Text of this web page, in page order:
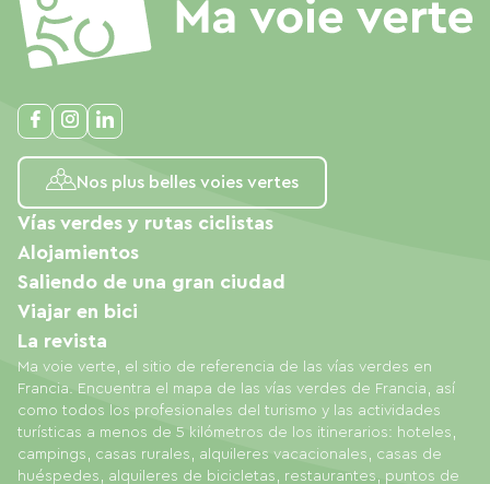
Nos plus belles voies vertes
Ma voie verte, el sitio de referencia de las vías verdes en
Francia. Encuentra el mapa de las vías verdes de Francia, así
como todos los profesionales del turismo y las actividades
turísticas a menos de 5 kilómetros de los itinerarios: hoteles,
campings, casas rurales, alquileres vacacionales, casas de
huéspedes, alquileres de bicicletas, restaurantes, puntos de
Vías verdes y rutas ciclistas
Alojamientos
Saliendo de una gran ciudad
Viajar en bici
La revista